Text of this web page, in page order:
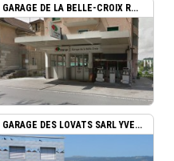
GARAGE DE LA BELLE-CROIX R...
GARAGE DES LOVATS SARL YVE...